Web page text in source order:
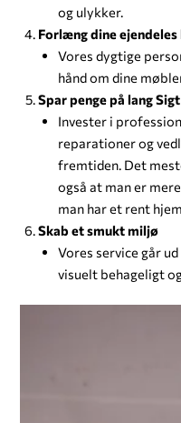
og ulykker.
Forlæng dine
Vores dygtige
hånd om dine
Spar penge på lang Sigt
Invester i
reparationer og
fremtiden. Det
også at man er
man har et rent
Skab et smukt miljø
Vores service går
visuelt behageligt